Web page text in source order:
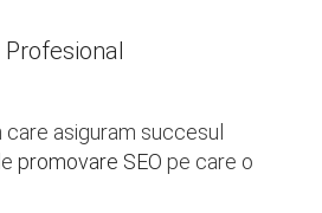
Profesional
care asiguram succesul
promovare SEO pe care o